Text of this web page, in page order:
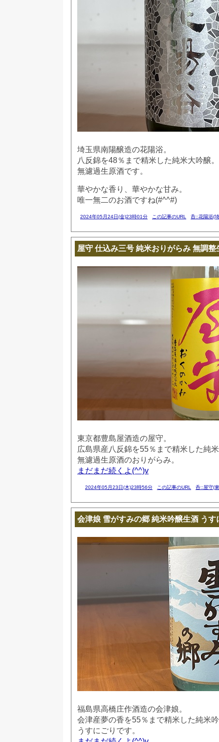
埼玉県南陽醸造の花陽浴。
八反錦を48％まで精米した純米大吟醸。
無濾過生原酒です。
華やかな香り、華やかな甘み。
唯一無二のお酒ですね(#^^#)
2024年05月24日(金)23時01分 この記事のURL 呑::花陽浴(
屋守 仕込み三号 純米おりがらみ 無調整
東京都豊島屋酒造の屋守。
広島県産八反錦を55％まで精米した純
無濾過生原酒のおりがらみ。
まだまだ続くよ(^^)v
2024年05月23日(木)23時56分 この記事のURL 呑::屋守(
会津娘 雪がすみの郷 純米吟醸生酒 うす
福島県高橋庄作酒造の会津娘。
会津産夢の香を55％まで精米した純米
うすにごりです。